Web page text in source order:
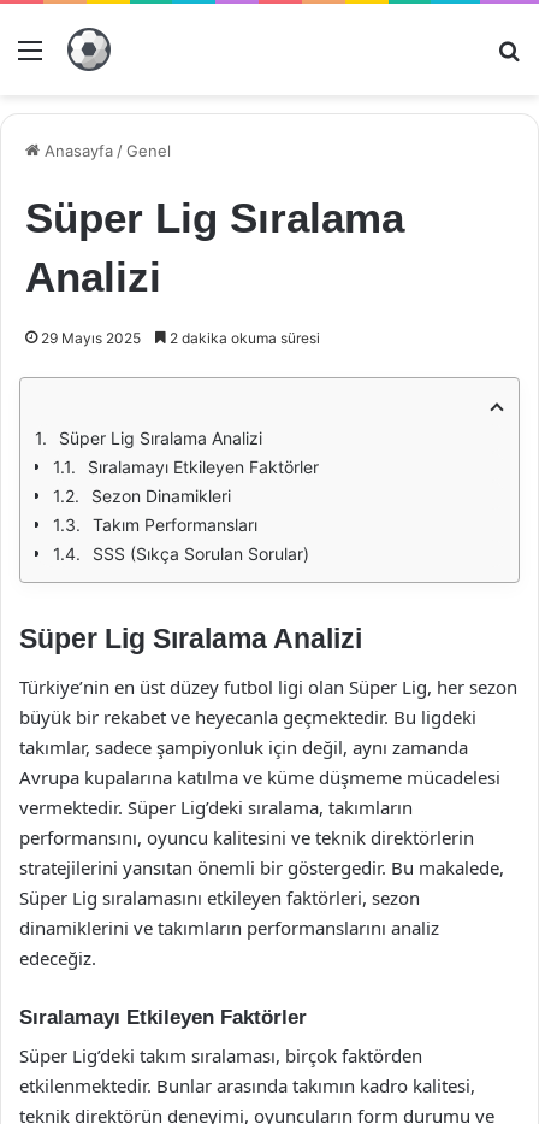
Menü
Anasayfa /Genel
Süper Lig Sıralama
Analizi
29 Mayıs 2025 2 dakika okuma süresi
Süper Lig Sıralama Analizi
Sıralamayı Etkileyen Faktörler
Sezon Dinamikleri
Takım Performansları
SSS (Sıkça Sorulan Sorular)
Süper Lig Sıralama Analizi
Türkiye’nin en üst düzey futbol ligi olan Süper Lig, her sezon
büyük bir rekabet ve heyecanla geçmektedir. Bu ligdeki
takımlar, sadece şampiyonluk için değil, aynı zamanda
Avrupa kupalarına katılma ve küme düşmeme mücadelesi
vermektedir. Süper Lig’deki sıralama, takımların
performansını, oyuncu kalitesini ve teknik direktörlerin
stratejilerini yansıtan önemli bir göstergedir. Bu makalede,
Süper Lig sıralamasını etkileyen faktörleri, sezon
dinamiklerini ve takımların performanslarını analiz
edeceğiz.
Sıralamayı Etkileyen Faktörler
Süper Lig’deki takım sıralaması, birçok faktörden
etkilenmektedir. Bunlar arasında takımın kadro kalitesi,
teknik direktörün deneyimi, oyuncuların form durumu ve